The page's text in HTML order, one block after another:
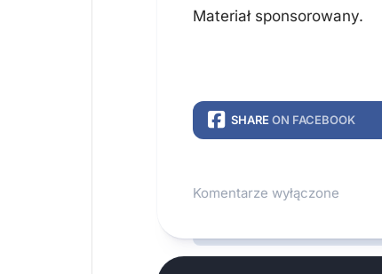
Materiał sponsorowany.
SHARE ON FACEBOOK
Komentarze wyłączone